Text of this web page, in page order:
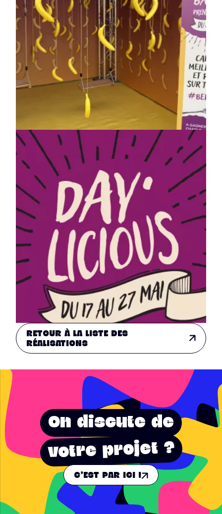
RETOUR À LA LISTE DES
RÉALISATIONS
On discute de
votre projet ?
C'EST PAR ICI !